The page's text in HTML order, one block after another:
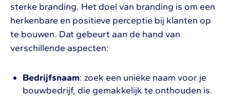
sterke branding. Het doel van branding is om een
herkenbare en positieve perceptie bij klanten op
te bouwen. Dat gebeurt aan de hand van
verschillende aspecten:
Bedrijfsnaam: zoek een unieke naam voor je
bouwbedrijf, die gemakkelijk te onthouden is.